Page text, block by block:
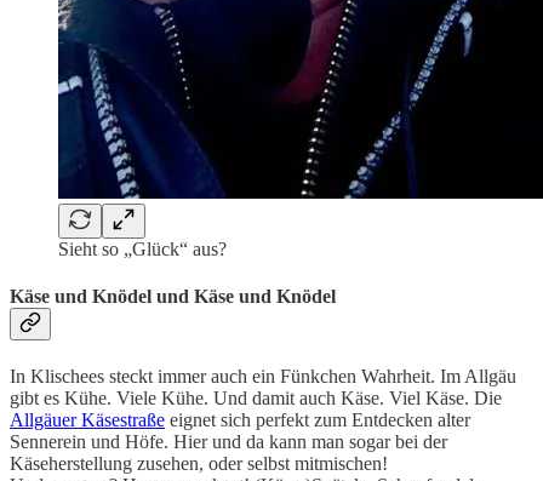
Sieht so „Glück“ aus?
Käse und Knödel und Käse und Knödel
In Klischees steckt immer auch ein Fünkchen Wahrheit. Im Allgäu
gibt es Kühe. Viele Kühe. Und damit auch Käse. Viel Käse. Die
Allgäuer Käsestraße eignet sich perfekt zum Entdecken alter
Sennerein und Höfe. Hier und da kann man sogar bei der
Käseherstellung zusehen, oder selbst mitmischen!